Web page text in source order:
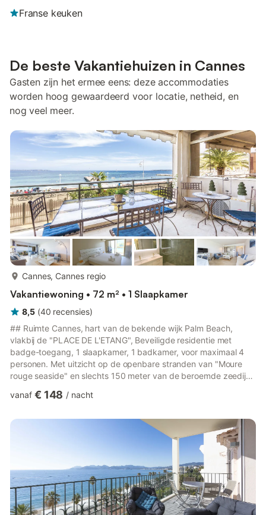
Franse keuken
De beste Vakantiehuizen in Cannes
Gasten zijn het ermee eens: deze accommodaties
worden hoog gewaardeerd voor locatie, netheid, en
nog veel meer.
Cannes, Cannes regio
Vakantiewoning • 72 m² • 1 Slaapkamer
8,5 (40 recensies)
## Ruimte Cannes, hart van de bekende wijk Palm Beach,
vlakbij de "PLACE DE L'ETANG", Beveiligde residentie met
badge-toegang, 1 slaapkamer, 1 badkamer, voor maximaal 4
personen. Met uitzicht op de openbare stranden van "Moure
rouge seaside" en slechts 150 meter van de beroemde zeedijk
uitgerust met eettafel, ontbijthoek… Dit appartement bestaat
voorzijde, die uitkomt op het terras met eettafel en ontbijthoek,
Een comfortabele slaapbank voor 2 personen in de woonkamer,
vanaf € 148 / nacht